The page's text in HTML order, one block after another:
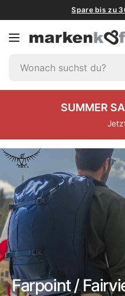
Spare bis zu
SUMMER
Farpoint /